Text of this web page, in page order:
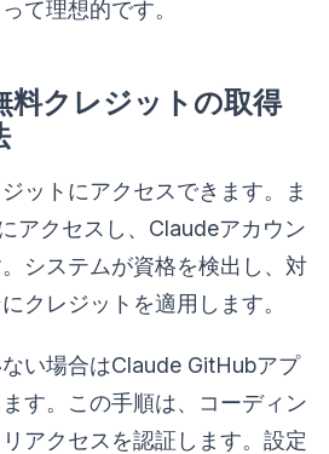
て理想的です。
料クレジットの取得
ットにアクセスできます。ま
アクセスし、Claudeアカウン
システムが資格を検出し、対
クレジットを適用します。
い場合はClaude GitHubアプ
す。この手順は、コーディン
アクセスを認証します。設定